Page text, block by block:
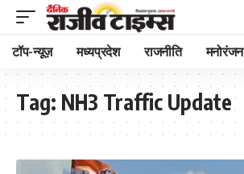
टॉप-न्यूज़ मध्यप्रदेश राजनीति मनोरंजन
Tag: NH3 Traffic Update